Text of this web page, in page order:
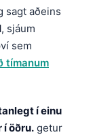
sagt aðeins
, sjáum
sem
tímanum
í einu
í öðru. getur